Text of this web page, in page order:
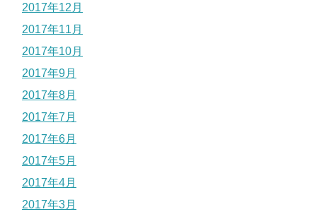
2017年12月
2017年11月
2017年10月
2017年9月
2017年8月
2017年7月
2017年6月
2017年5月
2017年4月
2017年3月